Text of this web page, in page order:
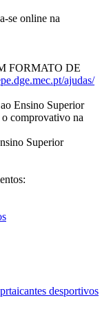
se online na
FORMATO DE
ajudas/
Ensino Superior
comprovativo na
Superior
desportivos